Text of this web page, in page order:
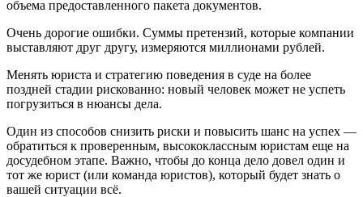
объема предоставленного пакета документов.
Очень дорогие ошибки. Суммы претензий, которые компании
выставляют друг другу, измеряются миллионами рублей.
Менять юриста и стратегию поведения в суде на более
поздней стадии рискованно: новый человек может не успеть
погрузиться в нюансы дела.
Один из способов снизить риски и повысить шанс на успех —
обратиться к проверенным, высококлассным юристам еще на
досудебном этапе. Важно, чтобы до конца дело довел один и
тот же юрист (или команда юристов), который будет знать о
вашей ситуации всё.